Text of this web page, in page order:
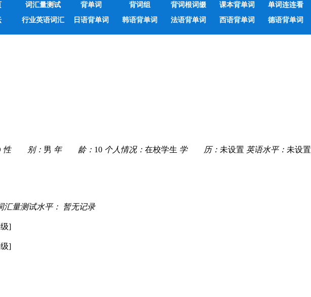
词汇量测试 背单词 背词组 背词根词缀 课本背单词 单词连连看
行业英语词汇 日语背单词 韩语背单词 法语背单词 西语背单词 德语背单词
性 别： 男 年 龄： 10 个人情况： 在校学生 学 历： 未设置 英语水平： 未设置
汇量测试水平： 暂无记录
]
]